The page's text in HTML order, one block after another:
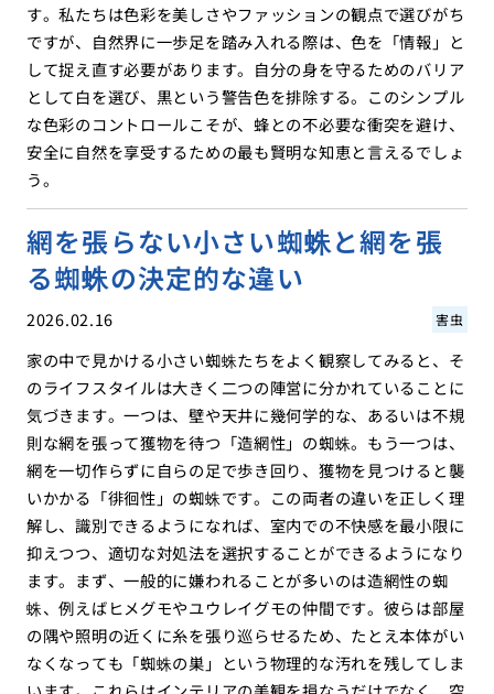
す。私たちは色彩を美しさやファッションの観点で選びがち
ですが、自然界に一歩足を踏み入れる際は、色を「情報」と
して捉え直す必要があります。自分の身を守るためのバリア
として白を選び、黒という警告色を排除する。このシンプル
な色彩のコントロールこそが、蜂との不必要な衝突を避け、
安全に自然を享受するための最も賢明な知恵と言えるでしょ
う。
網を張らない小さい蜘蛛と網を張
る蜘蛛の決定的な違い
2026.02.16 害虫
家の中で見かける小さい蜘蛛たちをよく観察してみると、そ
のライフスタイルは大きく二つの陣営に分かれていることに
気づきます。一つは、壁や天井に幾何学的な、あるいは不規
則な網を張って獲物を待つ「造網性」の蜘蛛。もう一つは、
網を一切作らずに自らの足で歩き回り、獲物を見つけると襲
いかかる「徘徊性」の蜘蛛です。この両者の違いを正しく理
解し、識別できるようになれば、室内での不快感を最小限に
抑えつつ、適切な対処法を選択することができるようになり
ます。まず、一般的に嫌われることが多いのは造網性の蜘
蛛、例えばヒメグモやユウレイグモの仲間です。彼らは部屋
の隅や照明の近くに糸を張り巡らせるため、たとえ本体がい
なくなっても「蜘蛛の巣」という物理的な汚れを残してしま